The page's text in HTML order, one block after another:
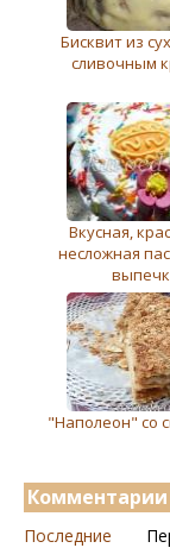
Бисквит из
сливочным
Вкусная,
несложная
"Наполеон" со
Последние